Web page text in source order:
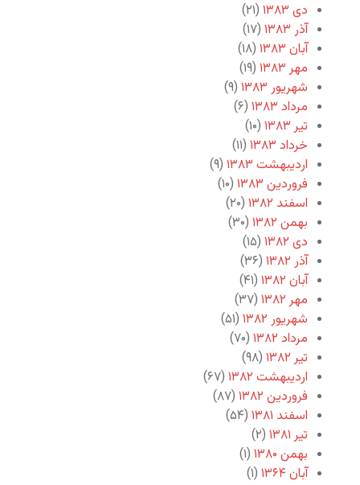
دی ۱۳۸۳
(۲۱)
آذر ۱۳۸۳
(۱۷)
آبان ۱۳۸۳
(۱۸)
مهر ۱۳۸۳
(۱۹)
شهریور ۱۳۸۳
(۹)
مرداد ۱۳۸۳
(۶)
تیر ۱۳۸۳
(۱۰)
خرداد ۱۳۸۳
(۱۱)
اردیبهشت ۱۳۸۳
(۹)
فروردین ۱۳۸۳
(۱۰)
اسفند ۱۳۸۲
(۲۰)
بهمن ۱۳۸۲
(۳۰)
دی ۱۳۸۲
(۱۵)
آذر ۱۳۸۲
(۳۶)
آبان ۱۳۸۲
(۴۱)
مهر ۱۳۸۲
(۳۷)
شهریور ۱۳۸۲
(۵۱)
مرداد ۱۳۸۲
(۷۰)
تیر ۱۳۸۲
(۹۸)
اردیبهشت ۱۳۸۲
(۶۷)
فروردین ۱۳۸۲
(۸۷)
اسفند ۱۳۸۱
(۵۴)
تیر ۱۳۸۱
(۲)
بهمن ۱۳۸۰
(۱)
آبان ۱۳۶۴
(۱)